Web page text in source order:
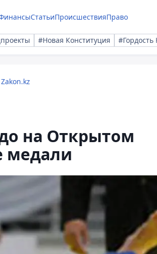
СтатьиПроисшествияПраво
#Новая Конституция #Гордость
на Открытом
медали